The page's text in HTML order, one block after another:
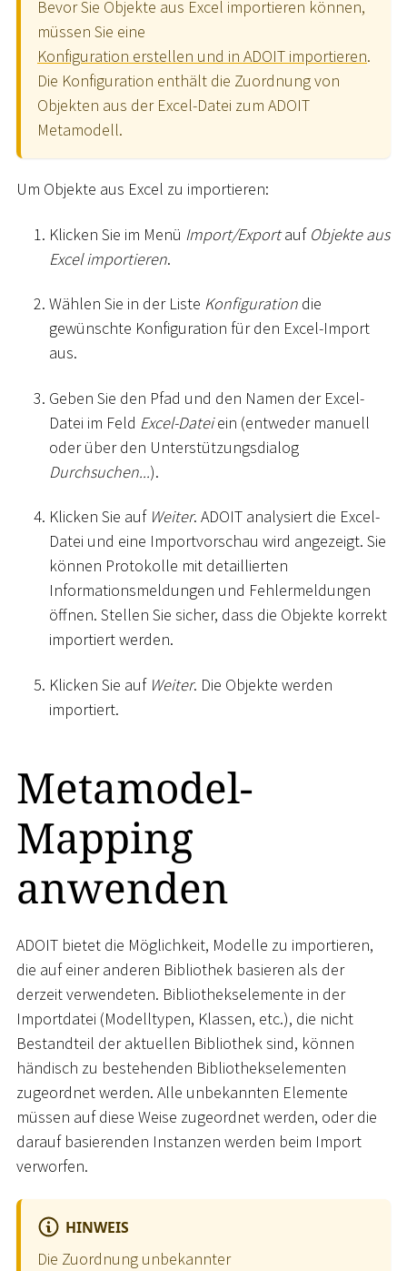
Bevor Sie Objekte aus Excel importieren können,
müssen Sie eine
Konfiguration erstellen und in ADOIT importieren.
Die Konfiguration enthält die Zuordnung von
Objekten aus der Excel-Datei zum ADOIT
Metamodell.
Um Objekte aus Excel zu importieren:
Klicken Sie im Menü Import/Exportauf Objekte aus
Excel importieren.
Wählen Sie in der Liste Konfiguration die
gewünschte Konfiguration für den Excel-Import
aus.
Geben Sie den Pfad und den Namen der Excel-
Datei im Feld Excel-Dateiein (entweder manuell
oder über den Unterstützungsdialog
Durchsuchen...).
Klicken Sie auf Weiter. ADOIT analysiert die Excel-
Datei und eine Importvorschau wird angezeigt. Sie
können Protokolle mit detaillierten
Informationsmeldungen und Fehlermeldungen
öffnen. Stellen Sie sicher, dass die Objekte korrekt
importiert werden.
Klicken Sie auf Weiter. Die Objekte werden
importiert.
Metamodel-
Mapping
anwenden
ADOIT bietet die Möglichkeit, Modelle zu importieren,
die auf einer anderen Bibliothek basieren als der
derzeit verwendeten. Bibliothekselemente in der
Importdatei (Modelltypen, Klassen, etc.), die nicht
Bestandteil der aktuellen Bibliothek sind, können
händisch zu bestehenden Bibliothekselementen
zugeordnet werden. Alle unbekannten Elemente
müssen auf diese Weise zugeordnet werden, oder die
darauf basierenden Instanzen werden beim Import
verworfen.
HINWEIS
Die Zuordnung unbekannter